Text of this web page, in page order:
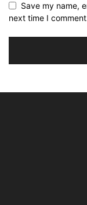
Save my name,
next time I